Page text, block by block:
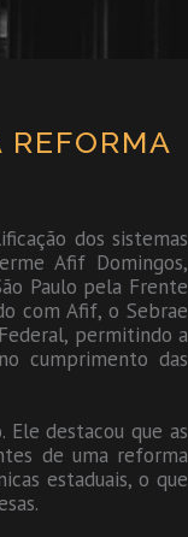
dos sistemas
Afif Domingos,
Paulo pela Frente
com Afif, o Sebrae
permitindo a
cumprimento das
destacou que as
de uma reforma
estaduais, o que